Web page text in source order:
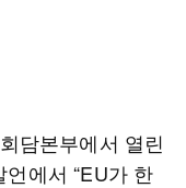
담본부에서 열린
에서 “EU가 한